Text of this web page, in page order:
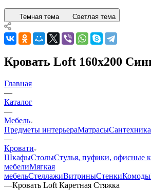
Темная тема Светлая тема
Кровать Loft 160x200
Главная
—
Каталог
—
Мебель
Предметы интерьераМатрасыСантехника
—
Кровати
ШкафыСтолыСтулья, пуфики, офисные
мебелиМягкая
мебельСтеллажиВитриныСтенкиКомоды
—Кровать Loft Каретная Стяжка